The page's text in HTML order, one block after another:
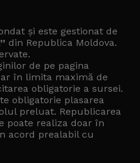
și este gestionat de
din Republica Moldova.
de pe pagina
în limita maximă de
obligatorie a sursei.
obligatorie plasarea
preluat. Republicarea
poate realiza doar în
acord prealabil cu